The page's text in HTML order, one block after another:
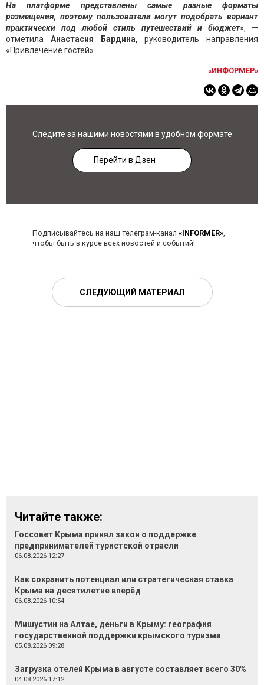
На платформе представлены самые разные форматы
размещения, поэтому пользователи могут подобрать вариант
практически под любой стиль путешествий и бюджет», —
отметила Анастасия Бардина, руководитель направления
«Привлечение гостей».
«ИНФОРМЕР»
Следите за нашими новостями в удобном формате
Перейти в Дзен
Подписывайтесь на наш телеграм-канал «INFORMER»,
чтобы быть в курсе всех новостей и событий!
СЛЕДУЮЩИЙ МАТЕРИАЛ
Читайте также:
Госсовет Крыма принял закон о поддержке
предпринимателей туристской отрасли
06.08.2026 12:27
Как сохранить потенциал или стратегическая ставка
Крыма на десятилетие вперёд
06.08.2026 10:54
Мишустин на Алтае, деньги в Крыму: география
государственной поддержки крымского туризма
05.08.2026 09:28
Загрузка отелей Крыма в августе составляет всего 30%
04.08.2026 17:12